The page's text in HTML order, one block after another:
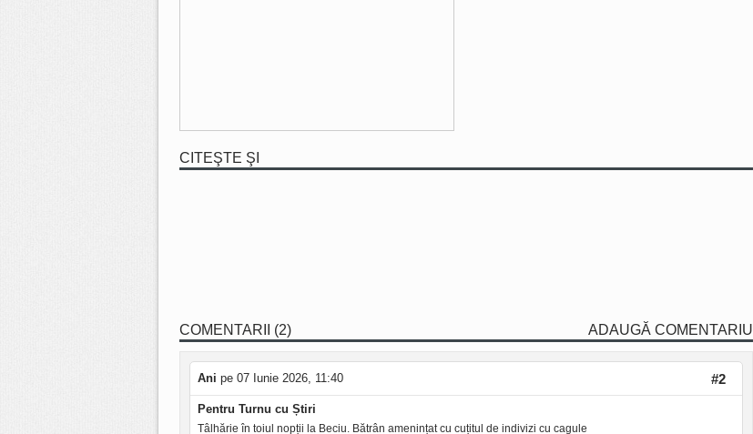
CITEŞTE ŞI
COMENTARII (2) ADAUGĂ COMENTARIU
Ani pe 07 Iunie 2026, 11:40 #2
Pentru Turnu cu Știri
Tâlhărie în toiul nopții la Beciu. Bătrân amenințat cu cuțitul de indivizi cu cagule